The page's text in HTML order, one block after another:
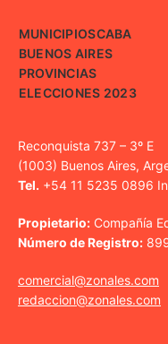
MUNICIPIOSCABA
BUENOS AIRES
PROVINCIAS
ELECCIONES 2023
Reconquista 737 – 3º E
(1003) Buenos Aires,
Tel. +54 11 5235 0896
Propietario: Compañía
Número de Registro:
comercial@zonales.com
redaccion@zonales.com